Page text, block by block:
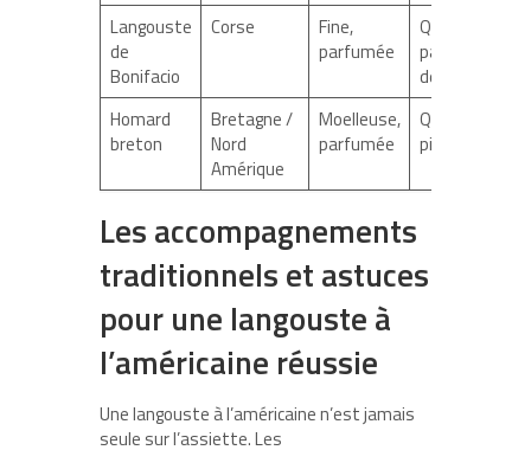
Langouste
de
Bonifacio
Corse
Fine,
parfumée
Queue et
parfois chair
des pattes
Homard
breton
Bretagne /
Nord
Amérique
Moelleuse,
parfumée
Queue et
pinces
Les accompagnements
traditionnels et astuces
pour une langouste à
l’américaine réussie
Une langouste à l’américaine n’est jamais
seule sur l’assiette. Les